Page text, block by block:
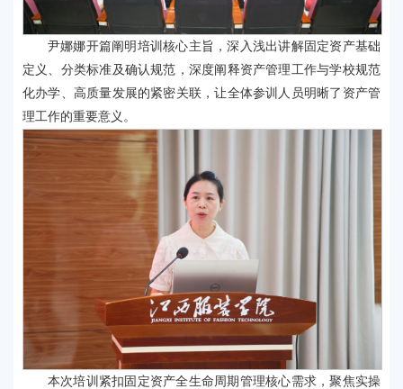
尹娜娜开篇阐明培训核心主旨，深入浅出讲解固定资产基础
定义、分类标准及确认规范，深度阐释资产管理工作与学校规范
化办学、高质量发展的紧密关联，让全体参训人员明晰了资产管
理工作的重要意义。
本次培训紧扣固定资产全生命周期管理核心需求，聚焦实操